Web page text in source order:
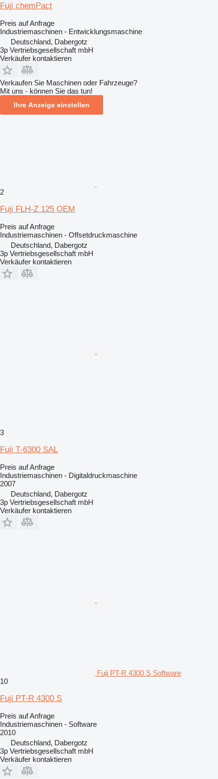
Fuji chemPact
Preis auf Anfrage
Industriemaschinen - Entwicklungsmaschine
Deutschland, Dabergotz
3p Vertriebsgesellschaft mbH
Verkäufer kontaktieren
Verkaufen Sie Maschinen oder Fahrzeuge?
Mit uns - können Sie das tun!
Ihre Anzeige einstellen
2
Fuji FLH-Z 125 OEM
Preis auf Anfrage
Industriemaschinen - Offsetdruckmaschine
Deutschland, Dabergotz
3p Vertriebsgesellschaft mbH
Verkäufer kontaktieren
3
Fuji T-6300 SAL
Preis auf Anfrage
Industriemaschinen - Digitaldruckmaschine
2007
Deutschland, Dabergotz
3p Vertriebsgesellschaft mbH
Verkäufer kontaktieren
Fuji PT-R 4300 S Software
10
Fuji PT-R 4300 S
Preis auf Anfrage
Industriemaschinen - Software
2010
Deutschland, Dabergotz
3p Vertriebsgesellschaft mbH
Verkäufer kontaktieren